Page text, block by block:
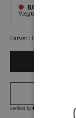
BAGGI Nyborg
Vægtergade 1,
Farve: BLACK